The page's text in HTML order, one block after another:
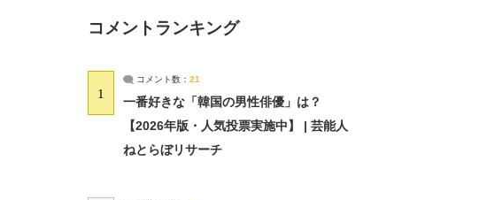
コメントランキング
1
コメント数： 21
一番好きな「韓国の男性俳優」は？
【2026年版・人気投票実施中】 | 芸能人
ねとらぼリサーチ